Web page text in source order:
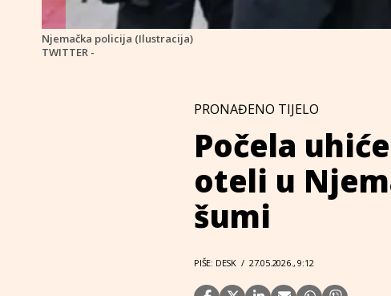
Njemačka policija (Ilustracija)
TWITTER -
PRONAĐENO TIJELO
Počela
oteli u
šumi
PIŠE: DESK / 27.05.2026., 9:12